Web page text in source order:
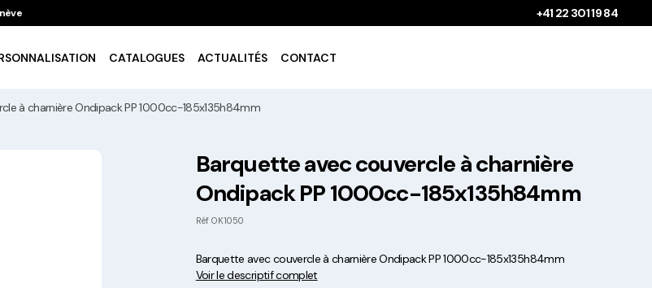
+41 22 301 19 84
Gobelets à boissons
chaudes 100%
CATALOGUES ACTUALITÉS CONTACT
à charnière Ondipack PP 1000cc-185x135h84mm
Barquette avec couvercle à charnière
Ondipack PP 1000cc-185x135h84mm
Réf OK1050
Barquette avec couvercle à charnière Ondipack PP 1000cc-185x135h84mm
Voir le descriptif complet